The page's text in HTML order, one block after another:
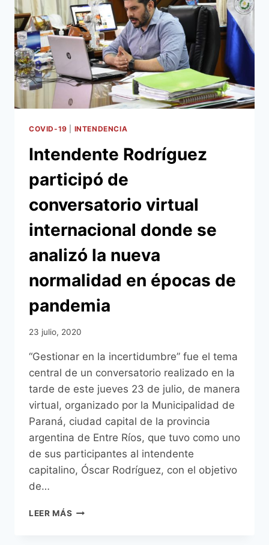
MENSAJES
SOBRE
LA
IMPORTANCIA
DEL
DISTANCIAMIENTO
PARA
PREVENIR
COVID-
COVID-19 INTENDENCIA
Intendente Rodríguez
participó de
conversatorio virtual
internacional donde se
analizó la nueva
normalidad en épocas de
pandemia
23 julio, 2020
“Gestionar en la incertidumbre” fue el tema
central de un conversatorio realizado en la
tarde de este jueves 23 de julio, de manera
virtual, organizado por la Municipalidad de
Paraná, ciudad capital de la provincia
argentina de Entre Ríos, que tuvo como uno
de sus participantes al intendente
capitalino, Óscar Rodríguez, con el objetivo
de…
LEER MÁS INTENDENTE